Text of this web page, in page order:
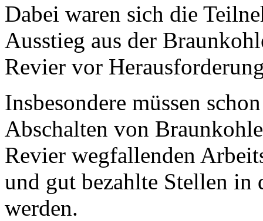
Dabei waren sich die
Ausstieg aus der
Revier vor
Insbesondere müssen
Abschalten von
Revier wegfallenden
und gut bezahlte Stellen in
werden.